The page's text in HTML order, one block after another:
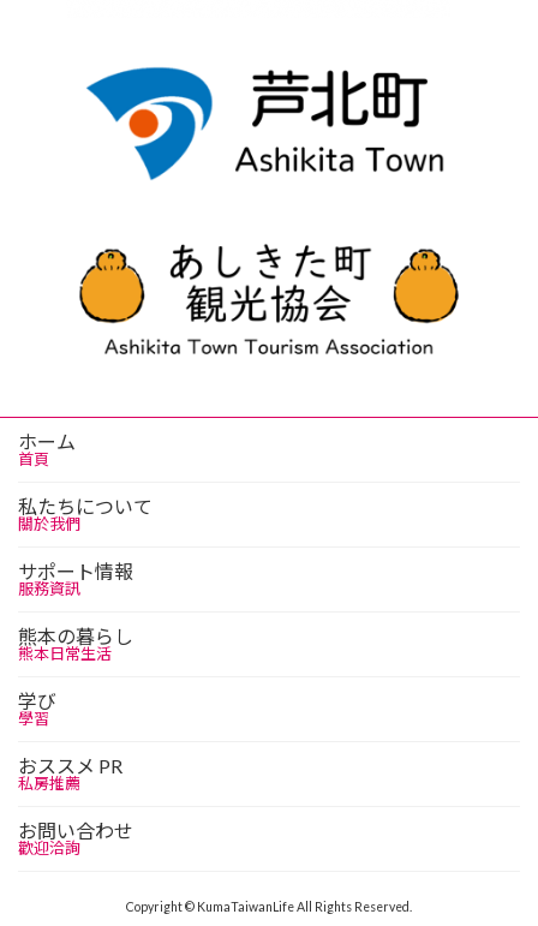
ホーム
首頁
私たちについて
關於我們
サポート情報
服務資訊
熊本の暮らし
熊本日常生活
学び
學習
おススメ PR
私房推薦
お問い合わせ
歡迎洽詢
Copyright © KumaTaiwanLife All Rights Reserved.